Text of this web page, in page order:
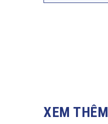
XEM THÊM